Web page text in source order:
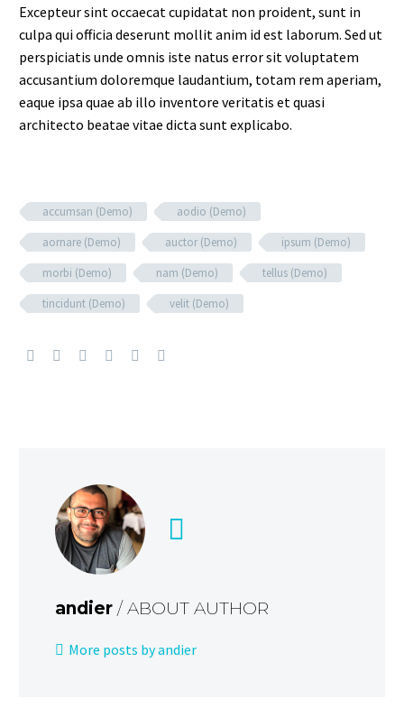
Excepteur sint occaecat cupidatat non proident, sunt in
culpa qui officia deserunt mollit anim id est laborum. Sed ut
perspiciatis unde omnis iste natus error sit voluptatem
accusantium doloremque laudantium, totam rem aperiam,
eaque ipsa quae ab illo inventore veritatis et quasi
architecto beatae vitae dicta sunt explicabo.
accumsan (Demo)
aodio (Demo)
aornare (Demo)
auctor (Demo)
ipsum (Demo)
morbi (Demo)
nam (Demo)
tellus (Demo)
tincidunt (Demo)
velit (Demo)
andier / ABOUT AUTHOR
More posts by andier